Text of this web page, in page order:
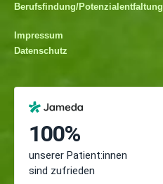
Berufsfindung/Potenzialentfaltung
Impressum
Datenschutz